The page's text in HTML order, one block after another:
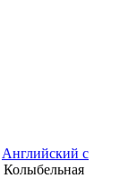
Английский с
Колыбельная